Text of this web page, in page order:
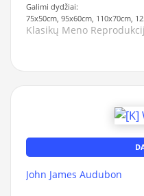
Galimi dydžiai:
75x50cm, 95x60cm, 110x70cm,
Klasikų Meno
John James Audubon